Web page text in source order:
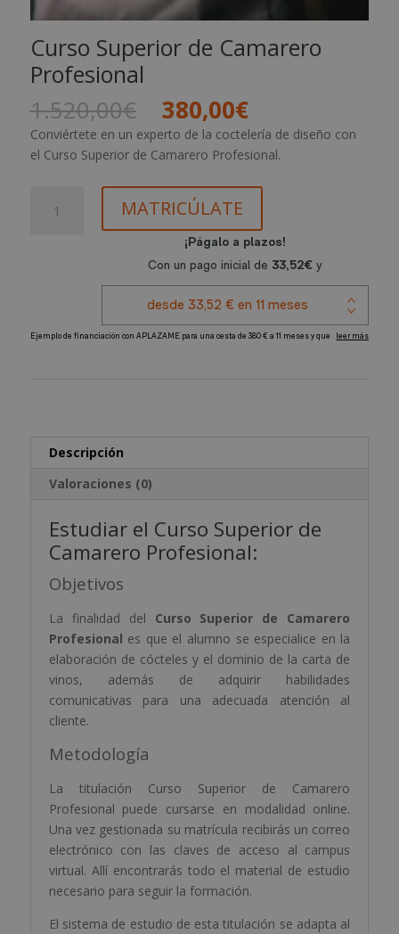
Curso Superior de Camarero
Profesional
1.520,00€ El
precio
original
era:
1.520,00€.
380,00€El
precio
actual
es:
380,00€.
Conviértete en un experto de la coctelería de diseño con
el Curso Superior de Camarero Profesional.
Superior
MATRICÚLATE
Descripción
Valoraciones (0)
Estudiar el Curso Superior de
Camarero Profesional:
Objetivos
La finalidad del Curso Superior de
Camarero
Profesional es que el alumno se especialice en la
elaboración de cócteles y el dominio de la carta de
vinos, además de adquirir habilidades
comunicativas para una adecuada atención al
cliente.
Metodología
La titulación Curso Superior de Camarero
Profesional puede cursarse en modalidad online.
Una vez gestionada su matrícula recibirás un correo
electrónico con las claves de acceso al campus
virtual. Allí encontrarás todo el material de estudio
necesario para seguir la formación.
El sistema de estudio de esta titulación se adapta al